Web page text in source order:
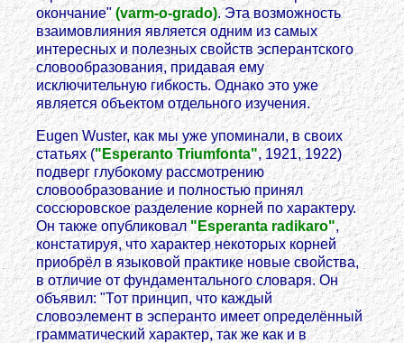
окончание"(varm-o-grado). Эта возможность
взаимовлияния является одним из самых
интересных и полезных свойств эсперантского
словообразования, придавая ему
исключительную гибкость. Однако это уже
является объектом отдельного изучения.
Eugen Wuster, как мы уже упоминали, в своих
статьях ("Esperanto Triumfonta", 1921, 1922)
подверг глубокому рассмотрению
словообразование и полностью принял
соссюровское разделение корней по характеру.
Он также опубликовал"Esperanta radikaro",
констатируя, что характер некоторых корней
приобрёл в языковой практике новые свойства,
в отличие от фундаментального словаря. Он
объявил: "Тот принцип, что каждый
словоэлемент в эсперанто имеет определённый
грамматический характер, так же как и в